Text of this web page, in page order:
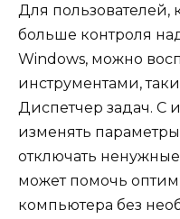
Для пользователей,
больше контроля
Windows, можно
инструментами,
Диспетчер задач.
изменять
отключать
может помочь
компьютера без